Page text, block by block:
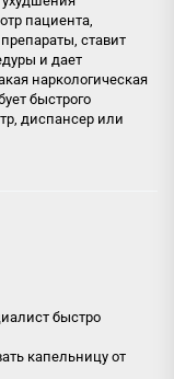
пациента,
ставит
и дает
наркологическая
быстрого
диспансер или
быстро
капельницу от